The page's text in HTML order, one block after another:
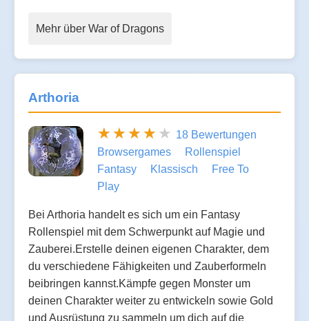
Mehr über War of Dragons
Arthoria
18 Bewertungen
Browsergames
Rollenspiel
Fantasy
Klassisch
Free To
Play
Bei Arthoria handelt es sich um ein Fantasy
Rollenspiel mit dem Schwerpunkt auf Magie und
Zauberei.Erstelle deinen eigenen Charakter, dem
du verschiedene Fähigkeiten und Zauberformeln
beibringen kannst.Kämpfe gegen Monster um
deinen Charakter weiter zu entwickeln sowie Gold
und Ausrüstung zu sammeln um dich auf die